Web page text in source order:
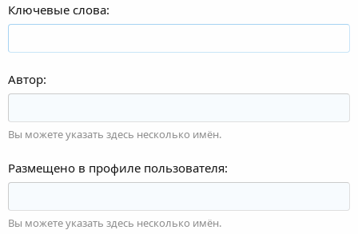
Ключевые слова
Автор
Вы можете указать здесь несколько имён.
Размещено в профиле пользователя
Вы можете указать здесь несколько имён.